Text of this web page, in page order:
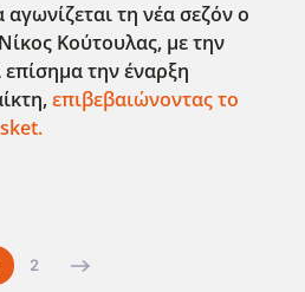
τη νέα σεζόν ο
Κούτουλας, με την
την έναρξη
επιβεβαιώνοντας το
2